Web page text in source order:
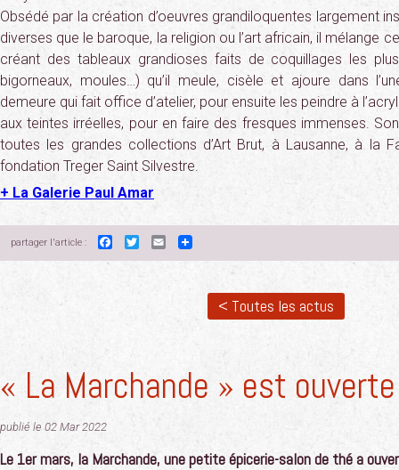
Obsédé par la création d’oeuvres grandiloquentes largement
diverses que le baroque, la religion ou l’art africain, il mélange
créant des tableaux grandioses faits de coquillages les
bigorneaux, moules…) qu’il meule, cisèle et ajoure dans
demeure qui fait office d’atelier, pour ensuite les peindre à
aux teintes irréelles, pour en faire des fresques immenses.
toutes les grandes collections d’Art Brut, à Lausanne, à la
fondation Treger Saint Silvestre.
+ La Galerie Paul Amar
partager l'article : Facebook
TwitterEmail
< Toutes les actus
« La Marchande » est ouverte
publié le 02 Mar 2022
Le 1er mars, la Marchande, une petite épicerie-salon de thé a